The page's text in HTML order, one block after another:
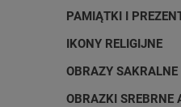
PAMIĄTKI I
IKONY RELIGIJNE
OBRAZY SAKRALNE
OBRAZKI SREBRNE